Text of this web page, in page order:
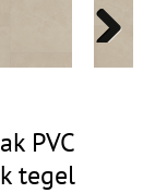
Next
Next
PVC
tegel